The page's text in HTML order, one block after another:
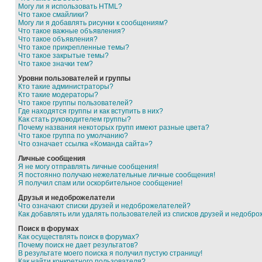
Могу ли я использовать HTML?
Что такое смайлики?
Могу ли я добавлять рисунки к сообщениям?
Что такое важные объявления?
Что такое объявления?
Что такое прикрепленные темы?
Что такое закрытые темы?
Что такое значки тем?
Уровни пользователей и группы
Кто такие администраторы?
Кто такие модераторы?
Что такое группы пользователей?
Где находятся группы и как вступить в них?
Как стать руководителем группы?
Почему названия некоторых групп имеют разные цвета?
Что такое группа по умолчанию?
Что означает ссылка «Команда сайта»?
Личные сообщения
Я не могу отправлять личные сообщения!
Я постоянно получаю нежелательные личные сообщения!
Я получил спам или оскорбительное сообщение!
Друзья и недоброжелатели
Что означают списки друзей и недоброжелателей?
Как добавлять или удалять пользователей из списков друзей и
Поиск в форумах
Как осуществлять поиск в форумах?
Почему поиск не дает результатов?
В результате моего поиска я получил пустую страницу!